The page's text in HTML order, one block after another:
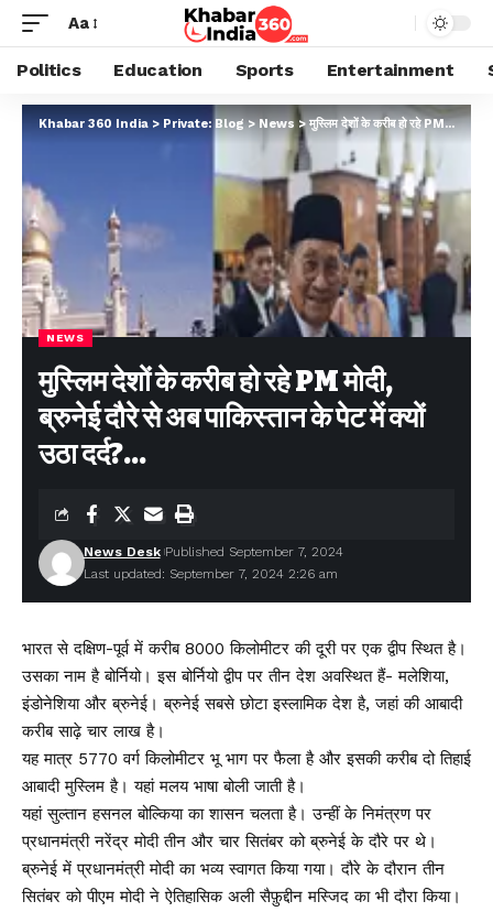
Aa
Politics Education Sports Entertainment
Khabar 360 India > Private: Blog> News > मुस्लिम देशों के करीब हो रहे PM मोदी, ब्रुनेई दौरे से अब पाकिस्तान के पेट में क्यों उठा दर्द?…
NEWS
मुस्लिम देशों के करीब हो रहे PM मोदी,
ब्रुनेई दौरे से अब पाकिस्तान के पेट में क्यों
उठा दर्द?…
Last updated: September 7, 2024 2:26 am
News Desk Published September 7, 2024
भारत से दक्षिण-पूर्व में करीब 8000 किलोमीटर की दूरी पर एक द्वीप स्थित है।
उसका नाम है बोर्नियो। इस बोर्नियो द्वीप पर तीन देश अवस्थित हैं- मलेशिया,
इंडोनेशिया और ब्रुनेई। ब्रुनेई सबसे छोटा इस्लामिक देश है, जहां की आबादी
करीब साढ़े चार लाख है।
यह मात्र 5770 वर्ग किलोमीटर भू भाग पर फैला है और इसकी करीब दो तिहाई
आबादी मुस्लिम है। यहां मलय भाषा बोली जाती है।
यहां सुल्तान हसनल बोल्किया का शासन चलता है। उन्हीं के निमंत्रण पर
प्रधानमंत्री नरेंद्र मोदी तीन और चार सितंबर को ब्रुनेई के दौरे पर थे।
ब्रुनेई में प्रधानमंत्री मोदी का भव्य स्वागत किया गया। दौरे के दौरान तीन
सितंबर को पीएम मोदी ने ऐतिहासिक अली सैफ़ुद्दीन मस्जिद का भी दौरा किया।